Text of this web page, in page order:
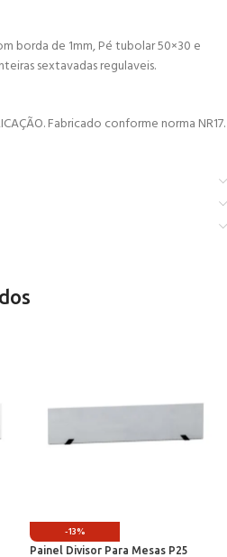
borda de 1mm, Pé tubolar 50×30 e
sextavadas regulaveis.
Fabricado conforme norma NR17.
-13%
Painel Divisor Para Mesas P25